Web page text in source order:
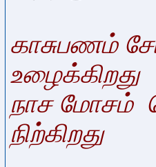
காசுபணம்
உழைக்கிறது
நாச மோசம்
நிற்கிறது